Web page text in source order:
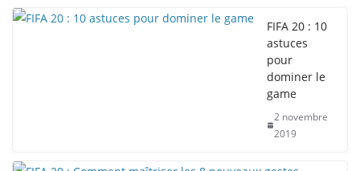
FIFA 20 : 10
astuces
pour
dominer le
game
2 novembre
2019